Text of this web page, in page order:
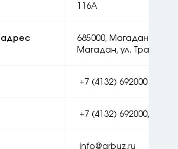
116А
адрес
685000, Магаданская
Магадан, ул.
+7 (4132) 692000
+7 (4132) 692000,
info@arbuz.ru